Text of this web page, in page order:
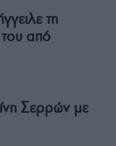
τη
από
Σερρών με